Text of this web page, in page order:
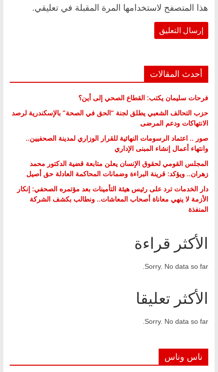
هذا المتصفح لاستخدامها المرة المقبلة في تعليقي.
أحدث المقالات
فرحات سليمان يكتب: القطاع الصحي إلى أين؟
حزب التحالف الشعبي يطلق لجنة “الحق في الصحة” بالإسكندرية لرصد
الانتهاكات ودعم المرضى
صور .. اعتماد الرسومات النهائية للقرار الوزاري لمدينة الصحفيين..
وانتهاء أعمال إنشاء المبنى الإداري
المجلس القومي لحقوق الإنسان يعلن متابعة قضية الدكتور محمد
زهران.. ويؤكد: قرينة البراءة وضمانات المحاكمة العادلة حق أصيل
دار الخدمات ترد على رئيس هيئة التأمينات بعد مؤتمره الصحفي: إنكار
الأزمة لا ينهي معاناة أصحاب المعاشات.. ونطالب بكشف الشركة
المنفذة
الأكثر قراءة
Sorry. No data so far.
الأكثر تعليقا
Sorry. No data so far.
ناس وناس